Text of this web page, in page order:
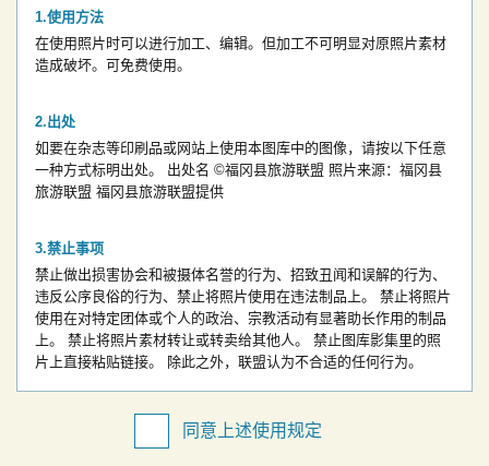
使用方法
在使用照片时可以进行加工、编辑。但加工不可明显对原照片素材
造成破坏。可免费使用。
出处
如要在杂志等印刷品或网站上使用本图库中的图像，请按以下任意
一种方式标明出处。
出处名 ©福冈县旅游联盟 照片来源：福冈县
旅游联盟 福冈县旅游联盟提供
禁止事项
禁止做出损害协会和被摄体名誉的行为、招致丑闻和误解的行为、
违反公序良俗的行为、禁止将照片使用在违法制品上。
禁止将照片
使用在对特定团体或个人的政治、宗教活动有显著助长作用的制品
上。
禁止将照片素材转让或转卖给其他人。
禁止图库影集里的照
片上直接粘贴链接。
除此之外，联盟认为不合适的任何行为。
同意上述使用规定